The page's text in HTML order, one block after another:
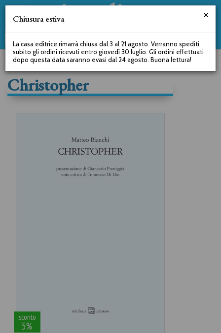
Christopher
sconto
5%
Chiusura estiva
La casa editrice rimarrà chiusa dal 3 al 21 agosto. Verranno spediti
subito gli ordini ricevuti entro giovedì 30 luglio. Gli ordini effettuati
dopo questa data saranno evasi dal 24 agosto. Buona lettura!